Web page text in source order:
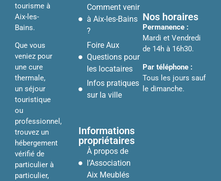
tourisme à
Aix-les-
Bains.
Que vous
veniez pour
une cure
thermale,
un séjour
touristique
ou
professionnel,
trouvez un
hébergement
vérifié de
particulier à
particulier,
Comment venir
à Aix-les-Bains
?
Foire Aux
Questions pour
les locataires
Infos pratiques
sur la ville
Informations
propriétaires
À propos de
l’Association
Aix Meublés
Nos horaires
Permanence :
Mardi et Vendredi
de 14h à 16h30.
Par téléphone :
Tous les jours sauf
le dimanche.